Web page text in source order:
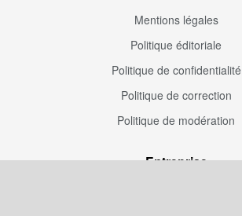
Mentions légales
Politique éditoriale
Politique de confidentialité
Politique de correction
Politique de modération
Entreprise